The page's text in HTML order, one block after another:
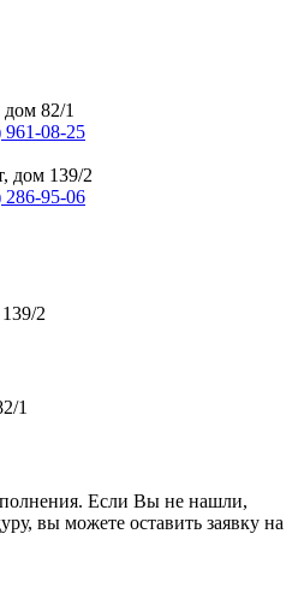
82/1
961-08-25
дом 139/2
286-95-06
2
1
Если Вы не нашли,
вы можете оставить заявку на